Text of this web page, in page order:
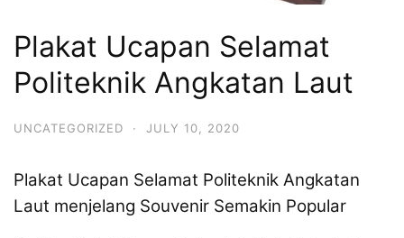
Plakat Ucapan Selamat
Politeknik Angkatan Laut
UNCATEGORIZED · JULY 10, 2020
Plakat Ucapan Selamat Politeknik Angkatan
Laut menjelang Souvenir Semakin Popular